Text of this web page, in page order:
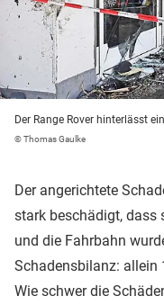
Der Range Rover hinterlässt
© Thomas Gaulke
Der angerichtete
stark beschädigt, dass
und die Fahrbahn
Schadensbilanz: allein
Wie schwer die